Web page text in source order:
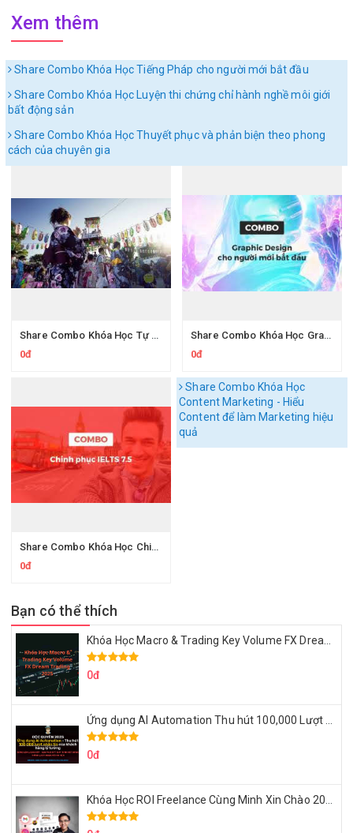
Xem thêm
Share Combo Khóa Học Tiếng Pháp cho người mới bắt đầu
Share Combo Khóa Học Luyện thi chứng chỉ hành nghề môi giới
bất động sản
Share Combo Khóa Học Thuyết phục và phản biện theo phong
cách của chuyên gia
Share Combo Khóa Học Tự học Tiếng Nhật dành cho người mới bắt đầu của Nguyễn Thị Thu Hương
0đ
Share Combo Khóa Học Graphic Design cho người mới bắt đầu của Lê Đức Lợi
0đ
Share Combo Khóa Học Chinh phục IELTS 7.5 Của Cô Đỗ Vân Anh
0đ
Share Combo Khóa Học
Content Marketing - Hiểu
Content để làm Marketing hiệu
quả
Bạn có thể thích
0đ
0đ